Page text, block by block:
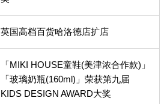
英国高档百货哈洛德店扩店
「MIKI HOUSE童鞋(美津浓合作款)」
「玻璃奶瓶(160ml)」荣获第九届
KIDS DESIGN AWARD大奖